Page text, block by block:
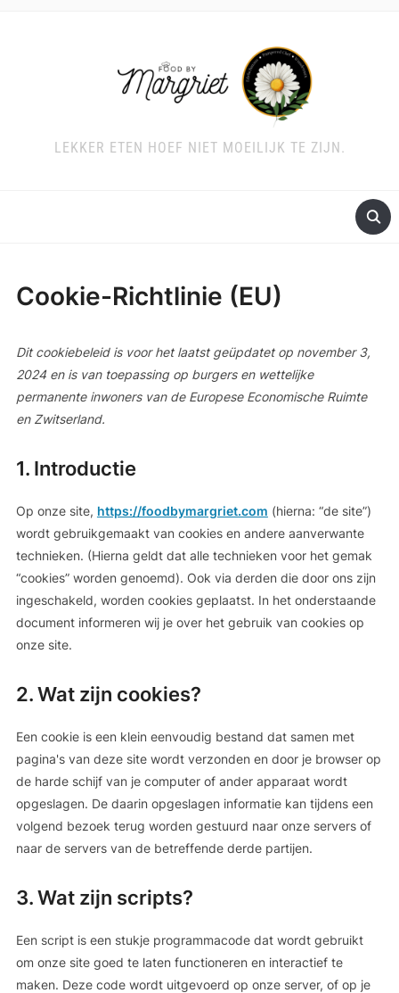
LEKKER ETEN HOEF NIET MOEILIJK TE ZIJN.
Cookie-Richtlinie (EU)
Dit cookiebeleid is voor het laatst geüpdatet op november 3,
2024 en is van toepassing op burgers en wettelijke
permanente inwoners van de Europese Economische Ruimte
en Zwitserland.
1. Introductie
Op onze site, https://foodbymargriet.com (hierna: “de site”)
wordt gebruikgemaakt van cookies en andere aanverwante
technieken. (Hierna geldt dat alle technieken voor het gemak
“cookies” worden genoemd). Ook via derden die door ons zijn
ingeschakeld, worden cookies geplaatst. In het onderstaande
document informeren wij je over het gebruik van cookies op
onze site.
2. Wat zijn cookies?
Een cookie is een klein eenvoudig bestand dat samen met
pagina's van deze site wordt verzonden en door je browser op
de harde schijf van je computer of ander apparaat wordt
opgeslagen. De daarin opgeslagen informatie kan tijdens een
volgend bezoek terug worden gestuurd naar onze servers of
naar de servers van de betreffende derde partijen.
3. Wat zijn scripts?
Een script is een stukje programmacode dat wordt gebruikt
om onze site goed te laten functioneren en interactief te
maken. Deze code wordt uitgevoerd op onze server, of op je